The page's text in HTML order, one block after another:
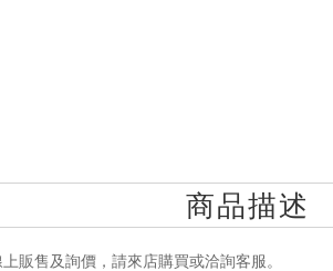
商品描述
販售及詢價，請來店購買或洽詢客服。